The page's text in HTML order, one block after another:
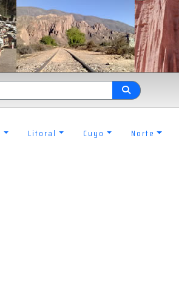
Litoral Cuyo Norte